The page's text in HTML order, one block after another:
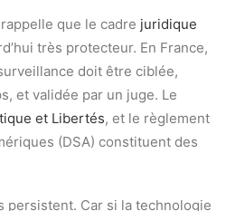
que le cadre juridique
très protecteur. En France,
doit être ciblée,
et validée par un juge. Le
et Libertés, et le règlement
(DSA) constituent des
persistent. Car si la technologie